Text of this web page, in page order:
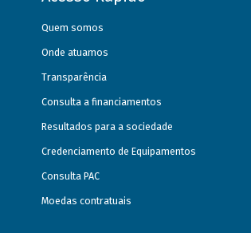
Quem somos
Onde atuamos
Transparência
Consulta a financiamentos
Resultados para a sociedade
Credenciamento de Equipamentos
Consulta PAC
Moedas contratuais